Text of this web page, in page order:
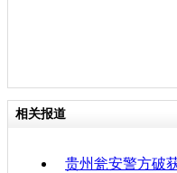
相关报道
贵州瓮安警方破